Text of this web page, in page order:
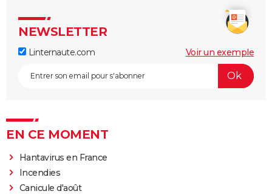
NEWSLETTER
Linternaute.com Voir un exemple
EN CE MOMENT
Hantavirus en France
Incendies
Canicule d'août